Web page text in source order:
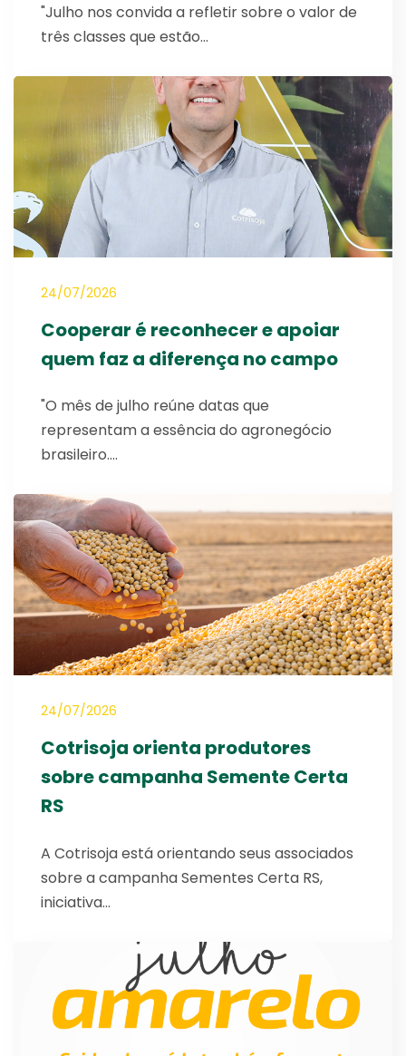
"Julho nos convida a refletir sobre o valor de
três classes que estão…
24/07/2026
Cooperar é reconhecer e apoiar
quem faz a diferença no campo
"O mês de julho reúne datas que
representam a essência do agronegócio
brasileiro.…
24/07/2026
Cotrisoja orienta produtores
sobre campanha Semente Certa
RS
A Cotrisoja está orientando seus associados
sobre a campanha Sementes Certa RS,
iniciativa…